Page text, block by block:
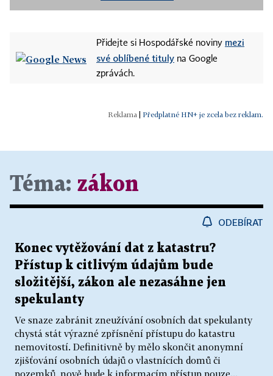
Přidejte si Hospodářské noviny mezi
své oblíbené tituly na Google
zprávách.
Předplatné HN+ je zcela bez reklam.
Téma: zákon
ODEBÍRAT
Konec vytěžování dat z katastru?
Přístup k citlivým údajům bude
složitější, zákon ale nezasáhne jen
spekulanty
Ve snaze zabránit zneužívání osobních dat spekulanty
chystá stát výrazné zpřísnění přístupu do katastru
nemovitostí. Definitivně by mělo skončit anonymní
zjišťování osobních údajů o vlastnících domů či
pozemků, nově bude k informacím přístup pouze...